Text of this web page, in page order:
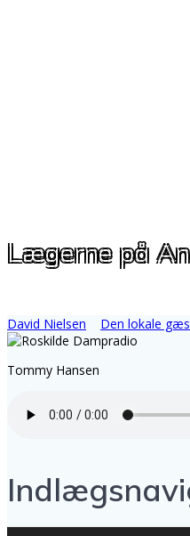
Lægerne på
David Nielsen Den lokale
Tommy Hansen